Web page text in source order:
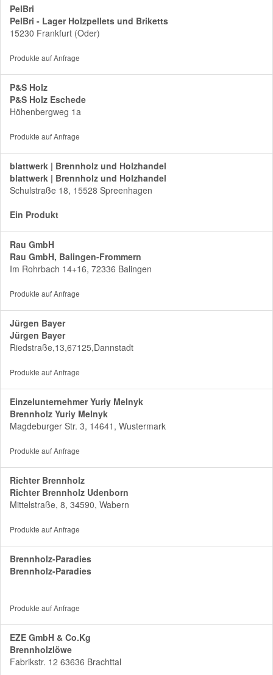
PelBri
PelBri - Lager Holzpellets und Briketts
15230 Frankfurt (Oder)
Produkte auf Anfrage
P&S Holz
P&S Holz Eschede
Höhenbergweg 1a
Produkte auf Anfrage
blattwerk | Brennholz und Holzhandel
blattwerk | Brennholz und Holzhandel
Schulstraße 18, 15528 Spreenhagen
Ein Produkt
Rau GmbH
Rau GmbH, Balingen-Frommern
Im Rohrbach 14+16, 72336 Balingen
Produkte auf Anfrage
Jürgen Bayer
Jürgen Bayer
Riedstraße,13,67125,Dannstadt
Produkte auf Anfrage
Einzelunternehmer Yuriy Melnyk
Brennholz Yuriy Melnyk
Magdeburger Str. 3, 14641, Wustermark
Produkte auf Anfrage
Richter Brennholz
Richter Brennholz Udenborn
Mittelstraße, 8, 34590, Wabern
Produkte auf Anfrage
Brennholz-Paradies
Brennholz-Paradies
Produkte auf Anfrage
EZE GmbH & Co.Kg
Brennholzlöwe
Fabrikstr. 12 63636 Brachttal